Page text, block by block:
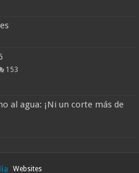
153
al agua: ¡Ni un corte más de
Websites